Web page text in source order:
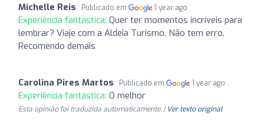
Michelle Reis Publicado em 1 year ago
Experiência fantástica: Quer ter momentos incríveis para
lembrar? Viaje com a Aldeia Turismo. Não tem erro.
Recomendo demais
Carolina Pires Martos Publicado em 1 year ago
Experiência fantástica: O melhor
Esta opinião foi traduzida automaticamente. | Ver texto original